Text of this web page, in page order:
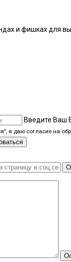
и фишках ​для
Введите Ваш
я даю согласие на